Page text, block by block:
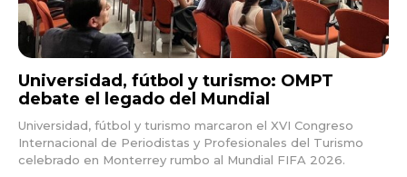
Universidad, fútbol y turismo: OMPT
debate el legado del Mundial
Universidad, fútbol y turismo marcaron el XVI Congreso
Internacional de Periodistas y Profesionales del Turismo
celebrado en Monterrey rumbo al Mundial FIFA 2026.